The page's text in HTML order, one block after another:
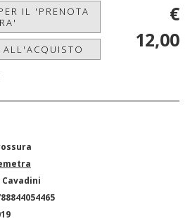
IL 'PRENOTA
€
12,00
Cavadini